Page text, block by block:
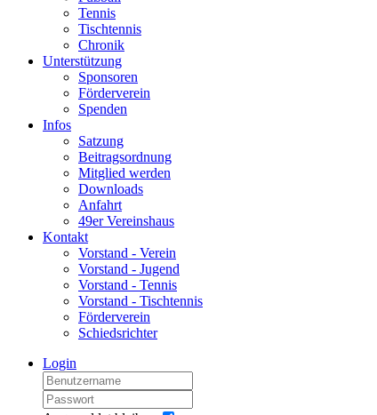
Tennis
Tischtennis
Chronik
Unterstützung
Sponsoren
Förderverein
Spenden
Infos
Satzung
Beitragsordnung
Mitglied werden
Downloads
Anfahrt
49er Vereinshaus
Kontakt
Vorstand - Verein
Vorstand - Jugend
Vorstand - Tennis
Vorstand - Tischtennis
Förderverein
Schiedsrichter
Login